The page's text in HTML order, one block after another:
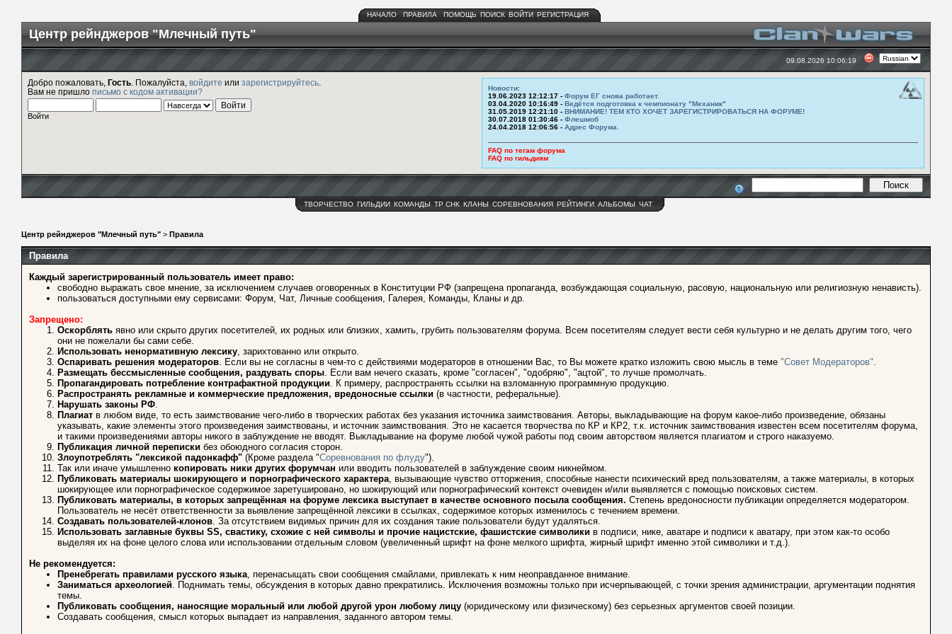
НАЧАЛО ПРАВИЛА ПОМОЩЬ ПОИСК ВОЙТИ РЕГИСТРАЦИЯ
Центр рейнджеров "Млечный путь"
09.08.2026 10:06:19
Добро пожаловать, Гость . Пожалуйста, войдите или зарегистрируйтесь
Вам не пришло письмо с кодом активации?
Войти
Новости:
19.06.2023 12:12:17 - Форум ЕГ снова работает.
03.04.2020 10:16:49 - Ведётся подготовка к чемпионату "Механик"
31.05.2019 12:21:10 - ВНИМАНИЕ! ТЕМ КТО ХОЧЕТ ЗАРЕГИСТРИРОВАТЬСЯ НА ФОРУМЕ!
30.07.2018 01:30:46 - Флешмоб
24.04.2018 12:06:56 - Адрес Форума.
FAQ по тегам форума
FAQ по гильдиям
ТВОРЧЕСТВО ГИЛЬДИИ КОМАНДЫ ТР СНК КЛАНЫ СОРЕВНОВАНИЯ РЕЙТИНГИ АЛЬБОМЫ ЧАТ
Центр рейнджеров "Млечный путь" > Правила
Правила
Каждый зарегистрированный пользователь имеет право:
свободно выражать свое мнение, за исключением случаев оговоренных в Конституции РФ (запрещена пропаганда, возбуждающая социальную, расовую, национальную или религиозную ненависть).
пользоваться доступными ему сервисами: Форум, Чат, Личные сообщения, Галерея, Команды, Кланы и др.
Запрещено:
Оскорблять явно или скрыто других посетителей, их родных или близких, хамить, грубить пользователям форума. Всем посетителям следует вести себя культурно и не делать другим того, чего
они не пожелали бы сами себе.
Использовать ненормативную лексику, зарихтованно или открыто.
Оспаривать решения модераторов. Если вы не согласны в чем-то с действиями модераторов в отношении Вас, то Вы можете кратко изложить свою мысль в теме "Совет Модераторов".
Размещать бессмысленные сообщения, раздувать споры. Если вам нечего сказать, кроме "согласен", "одобряю", "ацтой", то лучше промолчать.
Пропагандировать потребление контрафактной продукции. К примеру, распространять ссылки на взломанную программную продукцию.
Распространять рекламные и коммерческие предложения, вредоносные ссылки (в частности, реферальные).
Нарушать законы РФ.
Плагиат в любом виде, то есть заимствование чего-либо в творческих работах без указания источника заимствования. Авторы, выкладывающие на форум какое-либо произведение, обязаны
указывать, какие элементы этого произведения заимствованы, и источник заимствования. Это не касается творчества по КР и КР2, т.к. источник заимствования известен всем посетителям форума,
и такими произведениями авторы никого в заблуждение не вводят. Выкладывание на форуме любой чужой работы под своим авторством является плагиатом и строго наказуемо.
Публикация личной переписки без обоюдного согласия сторон.
Злоупотреблять "лексикой падонкафф" (Кроме раздела "Соревнования по флуду").
Так или иначе умышленно копировать ники других форумчан или вводить пользователей в заблуждение своим никнеймом.
Публиковать материалы шокирующего и порнографического характера, вызывающие чувство отторжения, способные нанести психический вред пользователям, а также материалы, в которых
шокирующее или порнографическое содержимое заретушировано, но шокирующий или порнографический контекст очевиден и/или выявляется с помощью поисковых систем.
Публиковать материалы, в которых запрещённая на форуме лексика выступает в качестве основного посыла сообщения. Степень вредоносности публикации определяется модератором.
Пользователь не несёт ответственности за выявление запрещённой лексики в ссылках, содержимое которых изменилось с течением времени.
Создавать пользователей-клонов. За отсутствием видимых причин для их создания такие пользователи будут удаляться.
Использовать заглавные буквы SS, свастику, схожие с ней символы и прочие нацистские, фашистские символики в подписи, нике, аватаре и подписи к аватару, при этом как-то особо
выделяя их на фоне целого слова или использовании отдельным словом (увеличенный шрифт на фоне мелкого шрифта, жирный шрифт именно этой символики и т.д.).
Не рекомендуется:
Пренебрегать правилами русского языка, перенасыщать свои сообщения смайлами, привлекать к ним неоправданное внимание.
Заниматься археологией. Поднимать темы, обсуждения в которых давно прекратились. Исключения возможны только при исчерпывающей, с точки зрения администрации, аргументации поднятия
темы.
Публиковать сообщения, наносящие моральный или любой другой урон любому лицу (юридическому или физическому) без серьезных аргументов своей позиции.
Создавать сообщения, смысл которых выпадает из направления, заданного автором темы.